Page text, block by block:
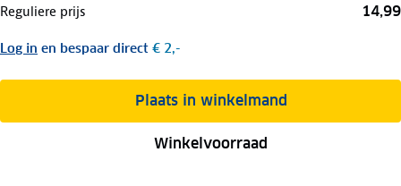
Reguliere prijs 14,99
Log in en bespaar direct € 2,-
Plaats in winkelmand
Winkelvoorraad